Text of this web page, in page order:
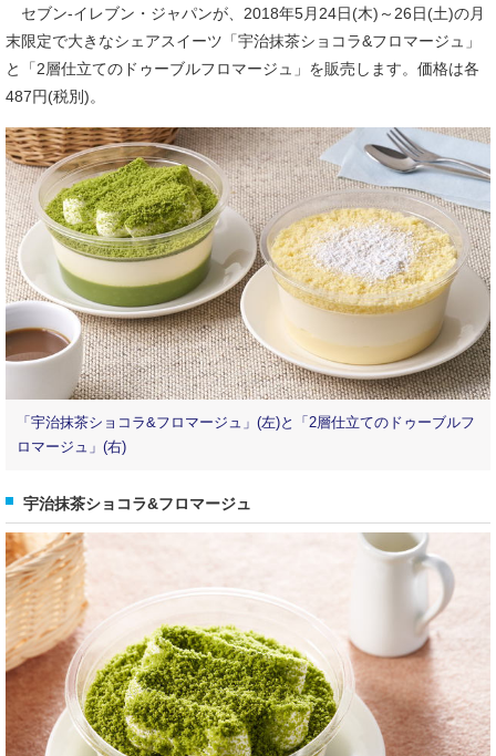
セブン‐イレブン・ジャパンが、2018年5月24日(木)～26日(土)の月
末限定で大きなシェアスイーツ「宇治抹茶ショコラ&フロマージュ」
と「2層仕立てのドゥーブルフロマージュ」を販売します。価格は各
487円(税別)。
「宇治抹茶ショコラ&フロマージュ」(左)と「2層仕立てのドゥーブルフ
ロマージュ」(右)
宇治抹茶ショコラ&フロマージュ